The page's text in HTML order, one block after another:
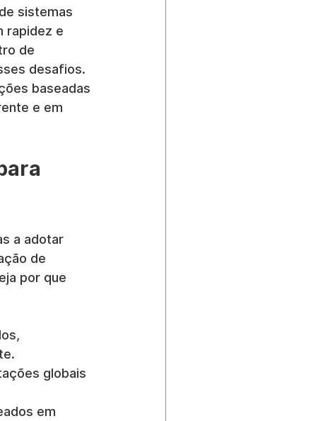
sistemas
rapidez e
de
desafios.
baseadas
e em
a adotar
de
por que
globais
em